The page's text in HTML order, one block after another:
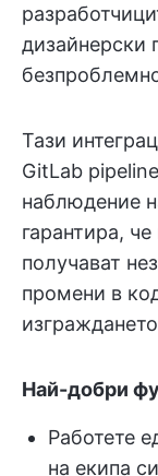
дизайнерски
Тази
GitLab
наблюдение
гарантира,
получават
промени в
Най-добри
Работете
на екипа